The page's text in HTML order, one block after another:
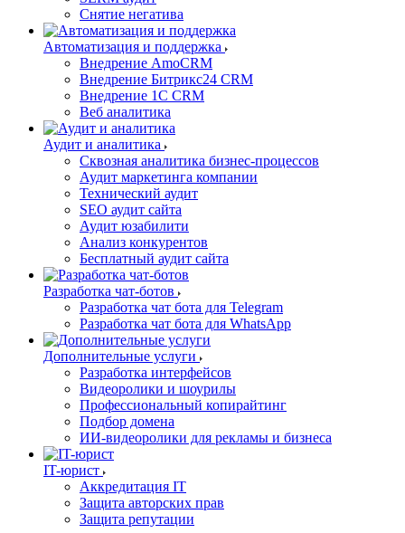
Снятие негатива
Автоматизация и поддержка
Внедрение AmoCRM
Внедрение Битрикс24 CRM
Внедрение 1C CRM
Веб аналитика
Аудит и аналитика
Сквозная аналитика бизнес-процессов
Аудит маркетинга компании
Технический аудит
SEO аудит сайта
Аудит юзабилити
Анализ конкурентов
Бесплатный аудит сайта
Разработка чат-ботов
Разработка чат бота для Telegram
Разработка чат бота для WhatsApp
Дополнительные услуги
Разработка интерфейсов
Видеоролики и шоурилы
Профессиональный копирайтинг
Подбор домена
ИИ-видеоролики для рекламы и бизнеса
IT-юрист
Аккредитация IT
Защита авторских прав
Защита репутации